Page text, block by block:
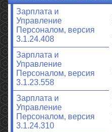
Зарплата и
Управление
Персоналом, версия
3.1.24.408
Зарплата и
Управление
Персоналом, версия
3.1.23.558
Зарплата и
Управление
Персоналом, версия
3.1.24.310